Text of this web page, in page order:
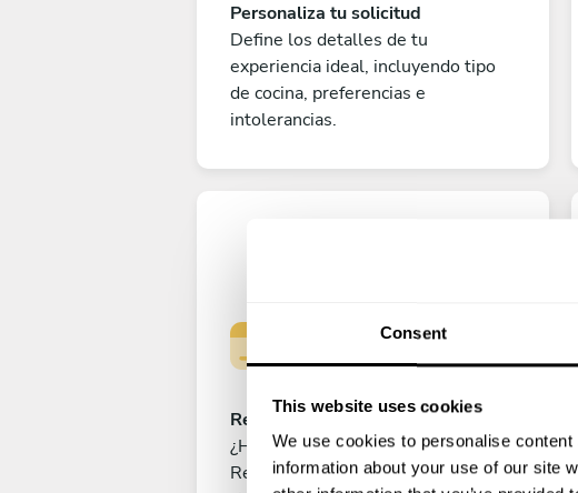
Consent
This website uses cookies
We use cookies to personalise
information about your use of our site
Personaliza tu solicitud
Define los detalles de tu
experiencia ideal, incluyendo tipo
de cocina, preferencias e
intolerancias.
Reserva tu experiencia
¿Has cerrado ya el menú perfecto?
Realiza el pago para reservar tu